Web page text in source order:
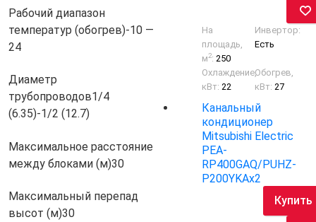
Рабочий диапазон
температур (обогрев)-10 —
24
Диаметр
трубопроводов1/4
(6.35)-1/2 (12.7)
Максимальное расстояние
между блоками (м)30
Максимальный перепад
высот (м)30
На
площадь,
м2: 250
Инвертор:
Есть
Охлаждение,
кВт: 22
Обогрев,
кВт: 27
Канальный
кондиционер
Mitsubishi Electric
PEA-
RP400GAQ/PUHZ-
P200YKAх2
Купить